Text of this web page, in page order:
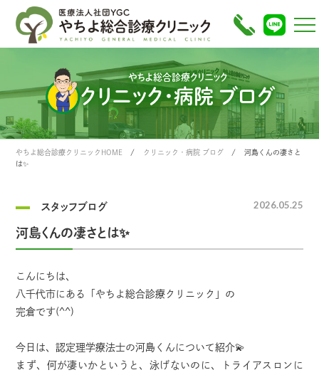
やちよ総合診療クリニック
クリニック・病院 ブログ
やちよ総合診療クリニックHOME クリニック・病院 ブログ
河島くんの凄さと
は✨
スタッフブログ 2026.05.25
河島くんの凄さとは✨
こんにちは、
八千代市にある「やちよ総合診療クリニック」の
完倉です(^^)
今日は、認定理学療法士の河島くんについて紹介💫
まず、何が凄いかというと、泳げないのに、トライアスロンに